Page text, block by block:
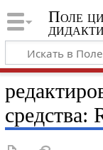
Поле
средства: